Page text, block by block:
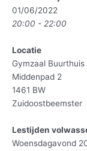
01/06/2022
20:00 - 22:00
Locatie
Gymzaal
Middenpad 2
1461 BW
Zuidoostbeemster
Lestijden
Woensdagavond